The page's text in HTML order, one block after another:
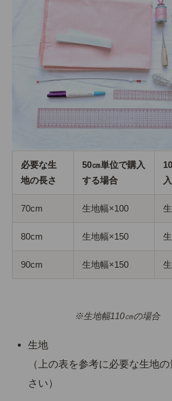
必要な生
地の長さ
50㎝単位で購入
する場合
70cm 生地幅×100
80cm 生地幅×150
90cm 生地幅×150
※生地幅110㎝の場合
生地
（上の表を参考に必要な生地
さい）